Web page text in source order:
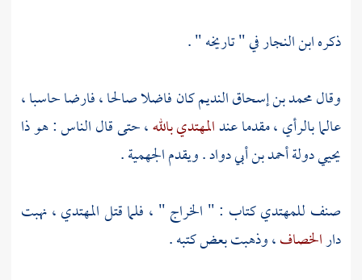
ذكرهابن النجارفي " تاريخه " .
وقالمحمد بن إسحاق النديمكان فاضلا صالحا ، فارضا حاسبا ،
عالما بالرأي ، مقدما عندالمهتدي بالله، حتى قال الناس : هو ذا
يحيي دولةأحمد بن أبي دواد. ويقدمالجهمية.
صنف للمهتديكتاب : " الخراج " ، فلما قتلالمهتدي، نهبت
دارالخصاف، وذهبت بعض كتبه .